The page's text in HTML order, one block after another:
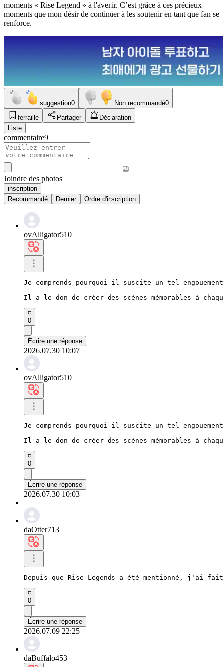
moments « Rise Legend » à l'avenir. C’est grâce à ces précieux
moments que mon désir de continuer à les soutenir en tant que fan se
renforce.
suggestion0 Non recommandé0
ferraille
Partager
Déclaration
Liste
commentaire9
Joindre des photos
inscription
Recommandé
Dernier Ordre d'inscription
ovAlligator510
Je comprends pourquoi il suscite un tel
Il a le don de créer des scènes mémorables à
0
Écrire une réponse
2026.07.30 10:07
ovAlligator510
Je comprends pourquoi il suscite un tel
Il a le don de créer des scènes mémorables à
0
Écrire une réponse
2026.07.30 10:03
daOtter713
Depuis que Rise Legends a été mentionné, j'ai
0
Écrire une réponse
2026.07.09 22:25
daBuffalo453